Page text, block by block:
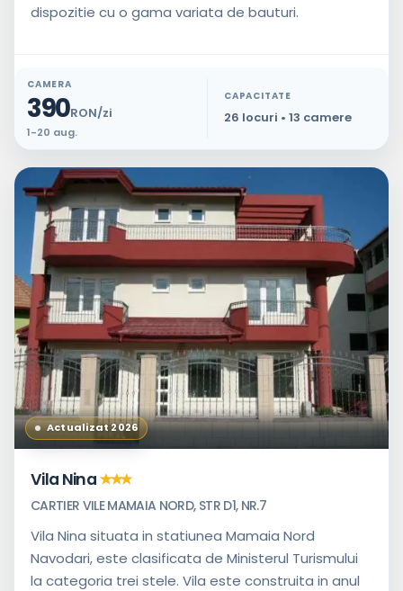
dispozitie cu o gama variata de bauturi.
CAMERA
390RON/zi
1-20 aug.
CAPACITATE
26 locuri • 13 camere
Actualizat 2026
Vila Nina
CARTIER VILE MAMAIA NORD, STR D1, NR.7
Vila Nina situata in statiunea Mamaia Nord
Navodari, este clasificata de Ministerul Turismului
la categoria trei stele. Vila este construita in anul